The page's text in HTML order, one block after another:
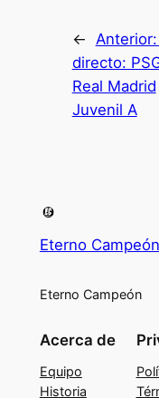
← Anterior:
directo:
Real Madrid
Juvenil A
Eterno Campeón
Eterno Campeón
Acerca de
Equipo
Historia